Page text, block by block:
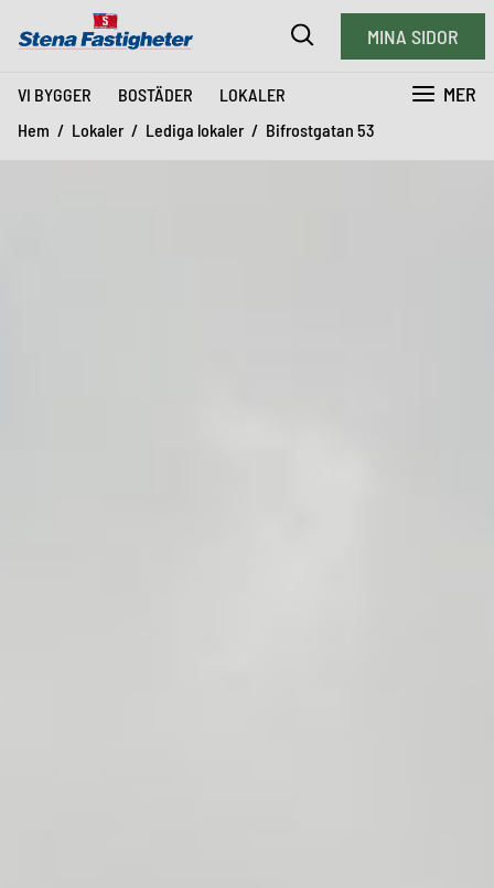
VI BYGGER BOSTÄDER LOKALER MER
MINA SIDOR
Hem Lokaler Lediga lokaler Bifrostgatan 53